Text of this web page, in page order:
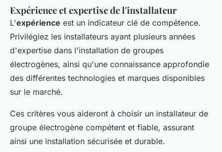
Expérience et expertise de l'installateur
L'expérience est un indicateur clé de compétence.
Privilégiez les installateurs ayant plusieurs années
d'expertise dans l'installation de groupes
électrogènes, ainsi qu'une connaissance approfondie
des différentes technologies et marques disponibles
sur le marché.
Ces critères vous aideront à choisir un installateur de
groupe électrogène compétent et fiable, assurant
ainsi une installation sécurisée et durable.